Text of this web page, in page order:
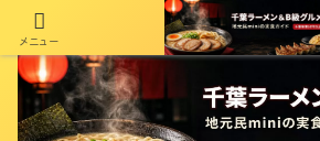
千葉在住50年以上のminiがラーメン・町中華・
メニュー